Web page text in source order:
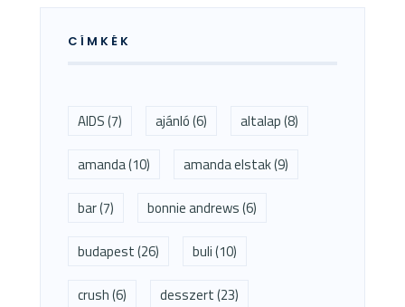
CÍMKÉK
AIDS(7) ajánló(6) altalap(8)
amanda(10) amanda elstak(9)
bar(7) bonnie andrews(6)
budapest(26) buli(10)
crush(6) desszert(23)